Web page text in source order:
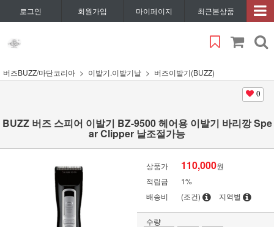
로그인 회원가입 마이페이지 최근본상품
버즈BUZZ/마단코리아 이발기.이발기날 버즈이발기(BUZZ)
0
BUZZ 버즈 스피어 이발기 BZ-9500 헤어용 이발기 바리깡 Spe
ar Clipper 날조절가능
상품가 110,000원
적립금
1%
배송비
(조건) 지역별
수량